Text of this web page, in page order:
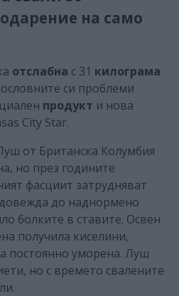
на само
отслабна с 31 килограма
си проблеми
продукт и нова
City Star.
от Британска Колумбия
но през годините
фасциит затрудняват
до наднормено
болките в ставите. Освен
получила киселини,
постоянно уморена. Луш
но с времето свалените